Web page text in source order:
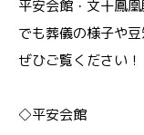
平安会館・文十鳳
でも葬儀の様子や
ぜひご覧ください！
◇平安会館